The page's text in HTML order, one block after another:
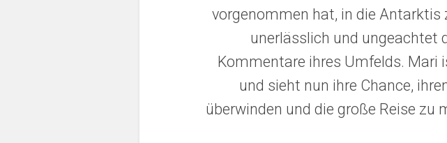
vorgenommen hat, in die Antarktis
unerlässlich und ungeachtet
Kommentare ihres Umfelds. Mari
und sieht nun ihre Chance,
überwinden und die große Reise zu